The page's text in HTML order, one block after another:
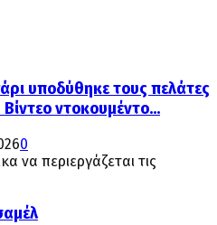
υποδύθηκε τους πελάτες
ντοκουμέντο...
0
να περιεργάζεται τις